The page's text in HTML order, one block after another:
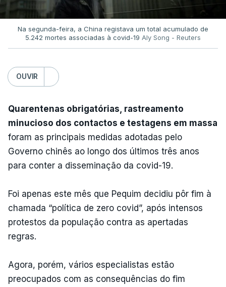
Na segunda-feira, a China registava um total acumulado de
5.242 mortes associadas à covid-19 Aly Song - Reuters
OUVIR
Quarentenas obrigatórias, rastreamento
minucioso dos contactos e testagens em massa
foram as principais medidas adotadas pelo
Governo chinês ao longo dos últimos três anos
para conter a disseminação da covid-19.
Foi apenas este mês que Pequim decidiu pôr fim à
chamada “política de zero covid”, após intensos
protestos da população contra as apertadas
regras.
Agora, porém, vários especialistas estão
preocupados com as consequências do fim